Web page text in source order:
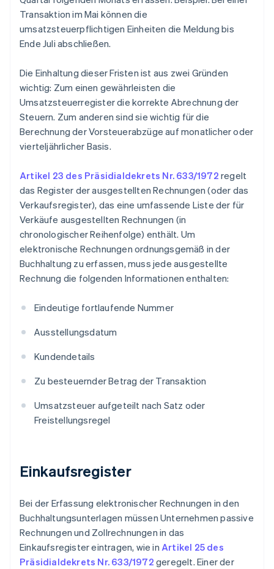
Transaktion im Mai können die
umsatzsteuerpflichtigen Einheiten die Meldung bis
Ende Juli abschließen.
Die Einhaltung dieser Fristen ist aus zwei Gründen
wichtig: Zum einen gewährleisten die
Umsatzsteuerregister die korrekte Abrechnung der
Steuern. Zum anderen sind sie wichtig für die
Berechnung der Vorsteuerabzüge auf monatlicher oder
vierteljährlicher Basis.
Artikel 23 des Präsidialdekrets Nr. 633/1972 regelt
das Register der ausgestellten Rechnungen (oder das
Verkaufsregister), das eine umfassende Liste der für
Verkäufe ausgestellten Rechnungen (in
chronologischer Reihenfolge) enthält. Um
elektronische Rechnungen ordnungsgemäß in der
Buchhaltung zu erfassen, muss jede ausgestellte
Rechnung die folgenden Informationen enthalten:
Eindeutige fortlaufende Nummer
Ausstellungsdatum
Kundendetails
Zu besteuernder Betrag der Transaktion
Umsatzsteuer aufgeteilt nach Satz oder
Freistellungsregel
Einkaufsregister
Bei der Erfassung elektronischer Rechnungen in den
Buchhaltungsunterlagen müssen Unternehmen passive
Rechnungen und Zollrechnungen in das
Einkaufsregister eintragen, wie in Artikel 25 des
Präsidialdekrets Nr. 633/1972 geregelt. Einer der